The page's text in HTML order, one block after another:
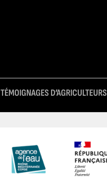
TÉMOIGNAGES D’AGRICULTEURS